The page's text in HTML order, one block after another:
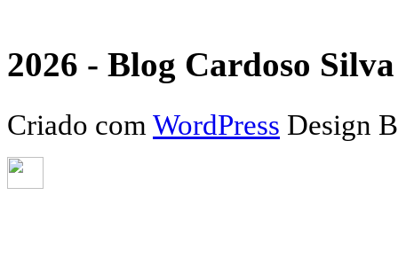
2026 - Blog Cardoso
Criado com WordPress Design